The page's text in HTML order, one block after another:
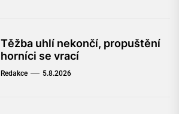
Těžba uhlí nekončí, propuštění
horníci se vrací
Redakce 5.8.2026